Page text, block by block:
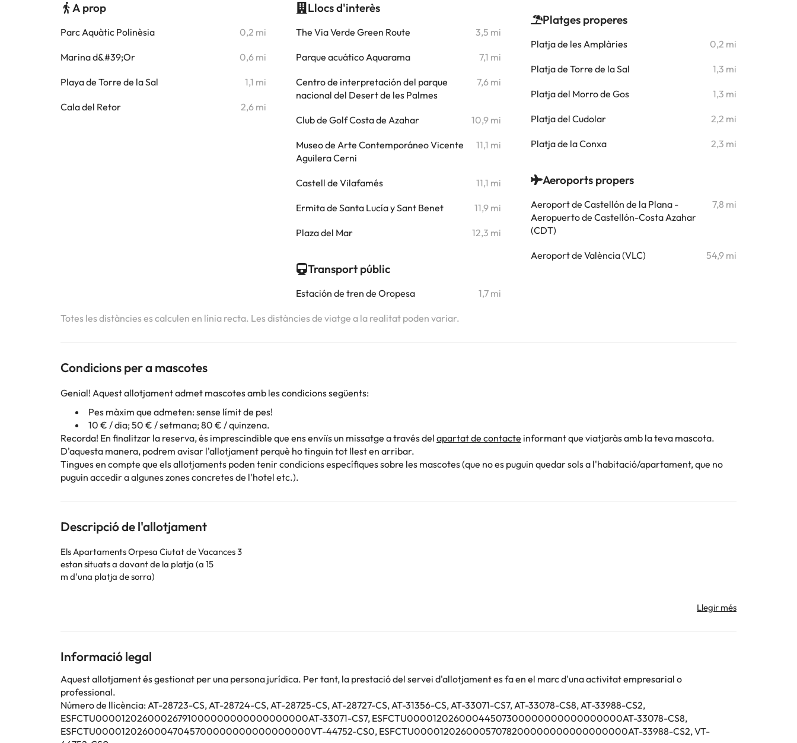
A prop
Parc Aquàtic Polinèsia 0,2 mi
Marina d&#39;Or 0,6 mi
Playa de Torre de la Sal 1,1 mi
Cala del Retor 2,6 mi
Llocs d'interès
The Via Verde Green Route 3,5 mi
Parque acuático Aquarama 7,1 mi
Centro de interpretación del parque
nacional del Desert de les Palmes
7,6 mi
Club de Golf Costa de Azahar 10,9 mi
Museo de Arte Contemporáneo Vicente
Aguilera Cerni
11,1 mi
Castell de Vilafamés 11,1 mi
Ermita de Santa Lucía y Sant Benet 11,9 mi
Plaza del Mar 12,3 mi
Transport públic
Estación de tren de Oropesa 1,7 mi
Platges properes
Platja de les Amplàries 0,2 mi
Platja de Torre de la Sal 1,3 mi
Platja del Morro de Gos 1,3 mi
Platja del Cudolar 2,2 mi
Platja de la Conxa 2,3 mi
Aeroports propers
Aeroport de Castellón de la Plana -
Aeropuerto de Castellón-Costa Azahar
(CDT)
7,8 mi
Aeroport de València (VLC) 54,9 mi
Totes les distàncies es calculen en línia recta. Les distàncies de viatge a la realitat poden variar.
Condicions per a mascotes
Genial! Aquest allotjament admet mascotes amb les condicions següents:
Pes màxim que admeten: sense límit de pes!
10 € / dia; 50 € / setmana; 80 € / quinzena.
Recorda! En finalitzar la reserva, és imprescindible que ens enviïs un missatge a través del apartat de contacte informant que viatjaràs amb la teva mascota.
D'aquesta manera, podrem avisar l'allotjament perquè ho tinguin tot llest en arribar.
Tingues en compte que els allotjaments poden tenir condicions específiques sobre les mascotes (que no es puguin quedar sols a l'habitació/apartament, que no
puguin accedir a algunes zones concretes de l'hotel etc.).
Descripció de l'allotjament
Els Apartaments Orpesa Ciutat de Vacances 3
estan situats a davant de la platja (a 15
m d'una platja de sorra)
Estan situats a 1
minuts a peu de la zona de botigues i restaurants, a 1
minuts amb cotxe del port esportiu, a 5 minuts caminant del Parc aquàtic Polinèsia Marina d'Or.
Alguns dels serveis detallats poden ser de pagament. Podeu consultar les vostres tarifes directament a l'establiment. Tota la informació d'aquesta fitxa està subjecta a canvis
per part de l'allotjament. Si tens dubtes, contacta'ns.
Informació legal
Aquest allotjament és gestionat per una persona jurídica. Per tant, la prestació del servei d'allotjament es fa en el marc d'una activitat empresarial o
professional.
Número de llicència: AT-28723-CS, AT-28724-CS, AT-28725-CS, AT-28727-CS, AT-31356-CS, AT-33071-CS7, AT-33078-CS8, AT-33988-CS2,
ESFCTU00001202600026791000000000000000000AT-33071-CS7, ESFCTU00001202600044507300000000000000000AT-33078-CS8,
ESFCTU00001202600047045700000000000000000VT-44752-CS0, ESFCTU00001202600057078200000000000000000AT-33988-CS2, VT-